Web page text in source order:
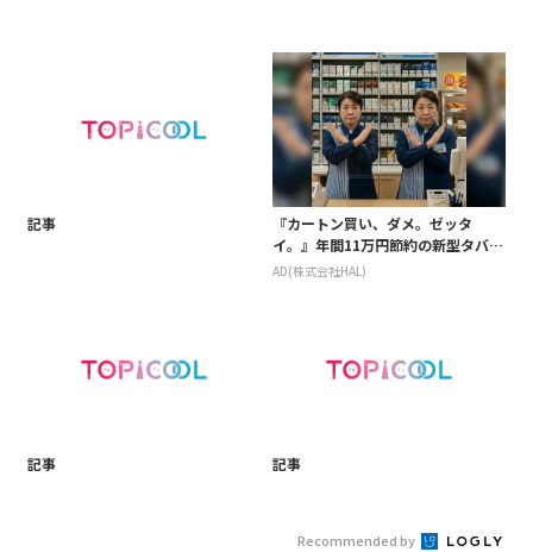
記事
『カートン買い、ダメ。ゼッタ
イ。』年間11万円節約の新型タバコ
が爆売れ
AD(株式会社HAL)
記事 記事
Recommended by